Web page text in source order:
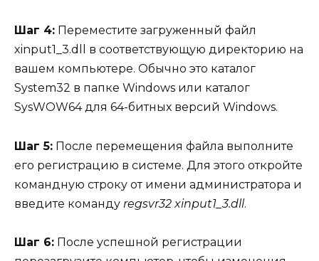
Шаг 4: Переместите загруженный файл
xinput1_3.dll в соответствующую директорию на
вашем компьютере. Обычно это каталог
System32 в папке Windows или каталог
SysWOW64 для 64-битных версий Windows.
Шаг 5: После перемещения файла выполните
его регистрацию в системе. Для этого откройте
командную строку от имени администратора и
введите команду regsvr32 xinput1_3.dll.
Шаг 6: После успешной регистрации